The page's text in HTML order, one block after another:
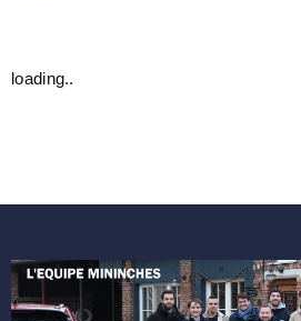
loading..